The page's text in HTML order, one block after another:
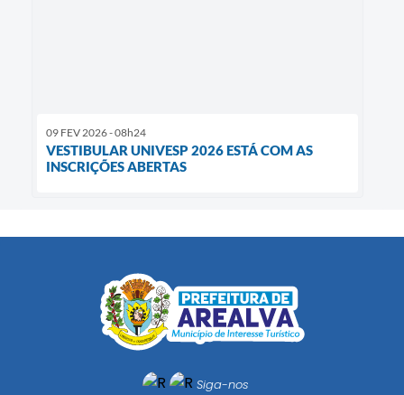
09 FEV 2026 - 08h24
VESTIBULAR UNIVESP 2026 ESTÁ COM AS
INSCRIÇÕES ABERTAS
Siga-nos